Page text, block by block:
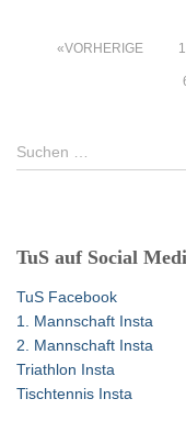
Beiträge
VORHERIGE 1
S
u
n
n
a
c
h
:
Suchen …
TuS auf Social
TuS Facebook
1. Mannschaft Insta
2. Mannschaft Insta
Triathlon Insta
Tischtennis Insta